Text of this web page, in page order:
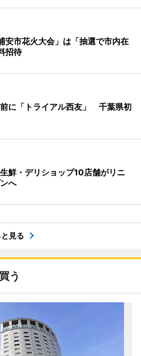
安市花火大会」は「抽選で市内在
招待
に「トライアル西友」 千葉県初
鮮・デリショップ10店舗がリニ
へ
見る
買う